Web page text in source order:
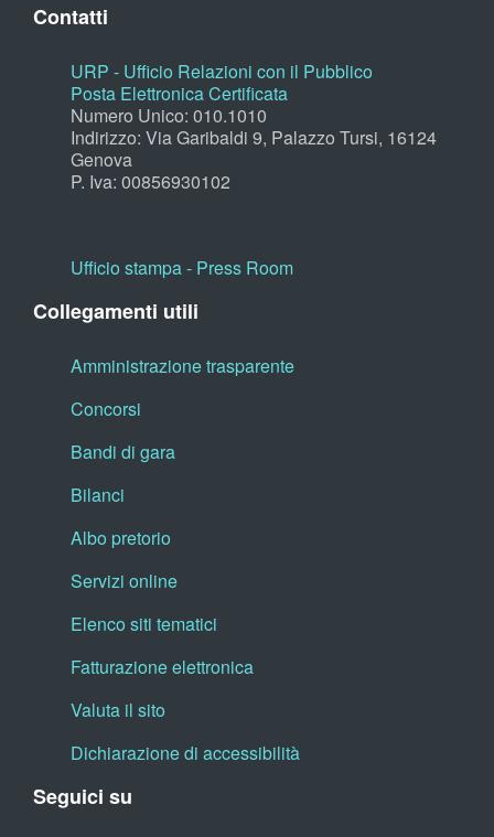
Contatti
URP - Ufficio Relazioni con il Pubblico
Posta Elettronica Certificata
Numero Unico: 010.1010
Indirizzo: Via Garibaldi 9, Palazzo Tursi, 16124
Genova
P. Iva: 00856930102
Ufficio stampa - Press Room
Collegamenti utili
Amministrazione trasparente
Concorsi
Bandi di gara
Bilanci
Albo pretorio
Servizi online
Elenco siti tematici
Fatturazione elettronica
Valuta il sito
Dichiarazione di accessibilità
Seguici su